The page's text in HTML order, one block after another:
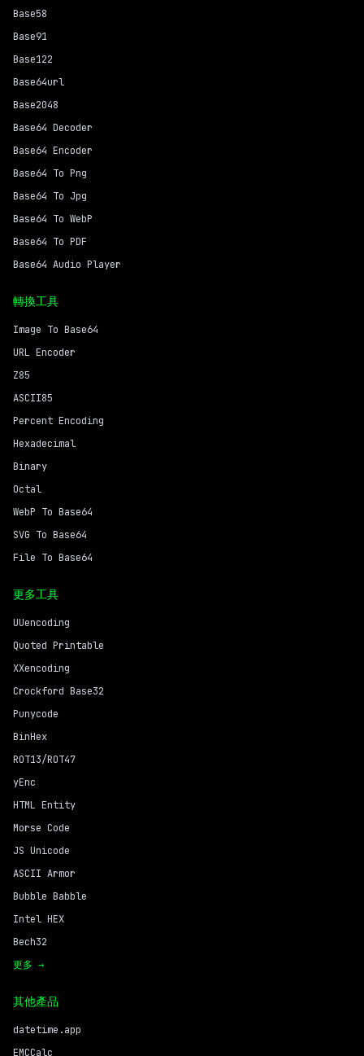
Base58
Base91
Base122
Base64url
Base2048
Base64 Decoder
Base64 Encoder
Base64 To Png
Base64 To Jpg
Base64 To WebP
Base64 To PDF
Base64 Audio Player
轉換工具
Image To Base64
URL Encoder
Z85
ASCII85
Percent Encoding
Hexadecimal
Binary
Octal
WebP To Base64
SVG To Base64
File To Base64
更多工具
UUencoding
Quoted Printable
XXencoding
Crockford Base32
Punycode
BinHex
ROT13/ROT47
yEnc
HTML Entity
Morse Code
JS Unicode
ASCII Armor
Bubble Babble
Intel HEX
Bech32
更多 →
其他產品
datetime.app
EMCCalc